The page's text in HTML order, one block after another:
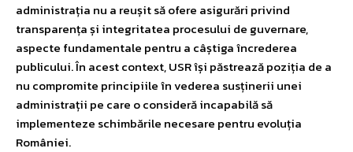
administrația nu a reușit să ofere asigurări privind
transparența și integritatea procesului de guvernare,
aspecte fundamentale pentru a câștiga încrederea
publicului. În acest context, USR își păstrează poziția de a
nu compromite principiile în vederea susținerii unei
administrații pe care o consideră incapabilă să
implementeze schimbările necesare pentru evoluția
României.